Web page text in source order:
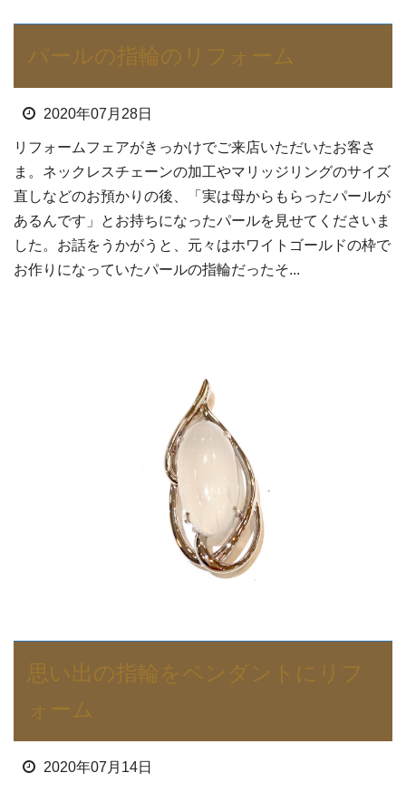
パールの指輪のリフォーム
2020年07月28日
リフォームフェアがきっかけでご来店いただいたお客さ
ま。ネックレスチェーンの加工やマリッジリングのサイズ
直しなどのお預かりの後、「実は母からもらったパールが
あるんです」とお持ちになったパールを見せてくださいま
した。お話をうかがうと、元々はホワイトゴールドの枠で
お作りになっていたパールの指輪だったそ...
思い出の指輪をペンダントにリフ
ォーム
2020年07月14日